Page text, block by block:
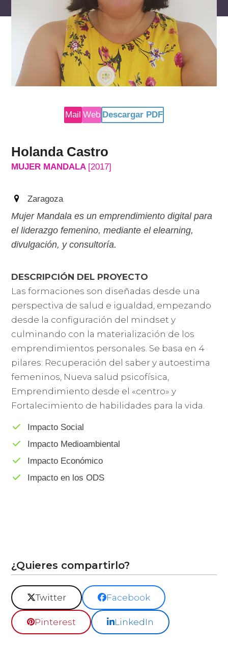
Mail Web Descargar PDF
Holanda Castro
MUJER MANDALA [2017]
Zaragoza
Mujer Mandala es un emprendimiento digital para
el liderazgo femenino, mediante el elearning,
divulgación, y consultoría.
DESCRIPCIÓN DEL PROYECTO
Las formaciones son diseñadas desde una
perspectiva de salud e igualdad, empezando
desde la configuración del mindset y
culminando con la materialización de los
emprendimientos personales. Se basa en 4
pilares: Recuperación del saber y autoestima
femeninos, Nueva salud psicofísica,
Emprendimiento desde el «centro» y
Fortalecimiento de habilidades para la vida.
Impacto Social
Impacto Medioambiental
Impacto Económico
Impacto en los ODS
¿Quieres compartirlo?
Twitter Facebook
Pinterest LinkedIn
reservados